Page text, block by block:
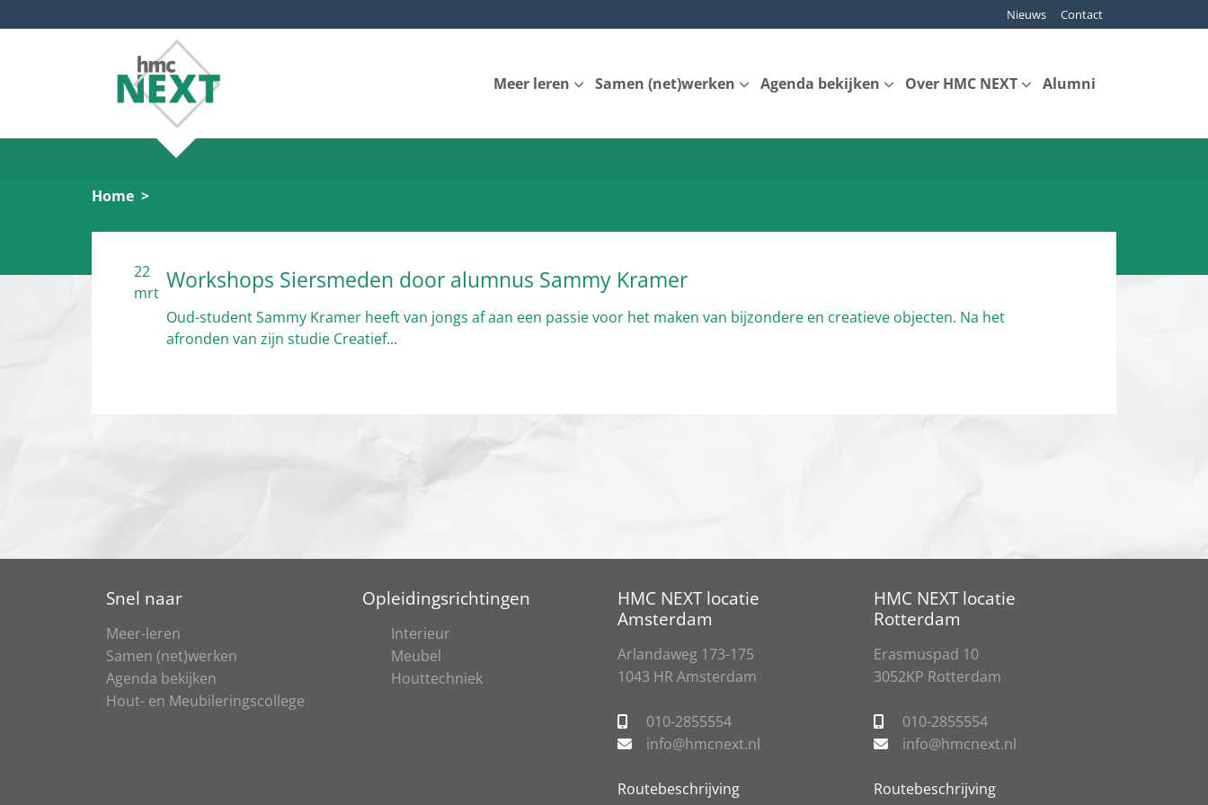
Nieuws Contact
Meer leren Samen (net)werken Agenda bekijken Over HMC NEXT Alumni
Home
22
mrt Workshops Siersmeden door alumnus Sammy Kramer
Oud-student Sammy Kramer heeft van jongs af aan een passie voor het maken van bijzondere en creatieve objecten. Na het
afronden van zijn studie Creatief...
Snel naar
Meer-leren
Samen (net)werken
Agenda bekijken
Hout- en Meubileringscollege
Opleidingsrichtingen
Interieur
Meubel
Houttechniek
HMC NEXT locatie
Amsterdam
Arlandaweg 173-175
1043 HR Amsterdam
010-2855554
info@hmcnext.nl
Routebeschrijving
HMC NEXT locatie
Rotterdam
Erasmuspad 10
3052KP Rotterdam
010-2855554
info@hmcnext.nl
Routebeschrijving